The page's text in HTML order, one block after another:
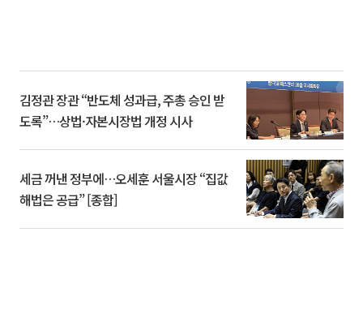
김정관 장관 “반도체 성과급, 주총 승인 받
도록”…상법·자본시장법 개정 시사
세금 꺼낸 정부에…오세훈 서울시장 “집값
해법은 공급” [종합]